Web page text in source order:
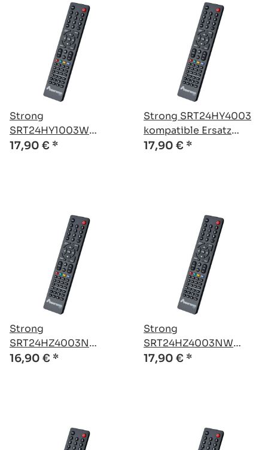
Strong
SRT24HY1003W
kompatible Ersatz
17,90 € *
Strong SRT24HY4003
kompatible Ersatz
Fernbedienung
17,90 € *
Strong
SRT24HZ4003N
kompatible Ersatz
16,90 € *
Strong
SRT24HZ4003NW
kompatible Ersatz
17,90 € *